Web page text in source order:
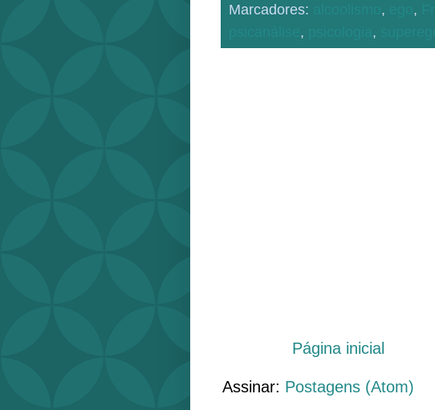
Marcadores:
, ,
, ,
Página inicial
Assinar: Postagens (Atom)